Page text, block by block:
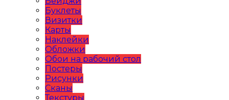
Буклеты
Визитки
Карты
Наклейки
Обложки
Обои на рабочий стол
Постеры
Рисунки
Сканы
Текстуры